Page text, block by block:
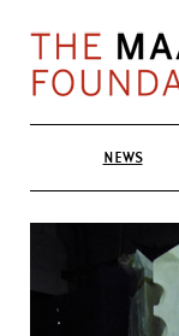
NEWS